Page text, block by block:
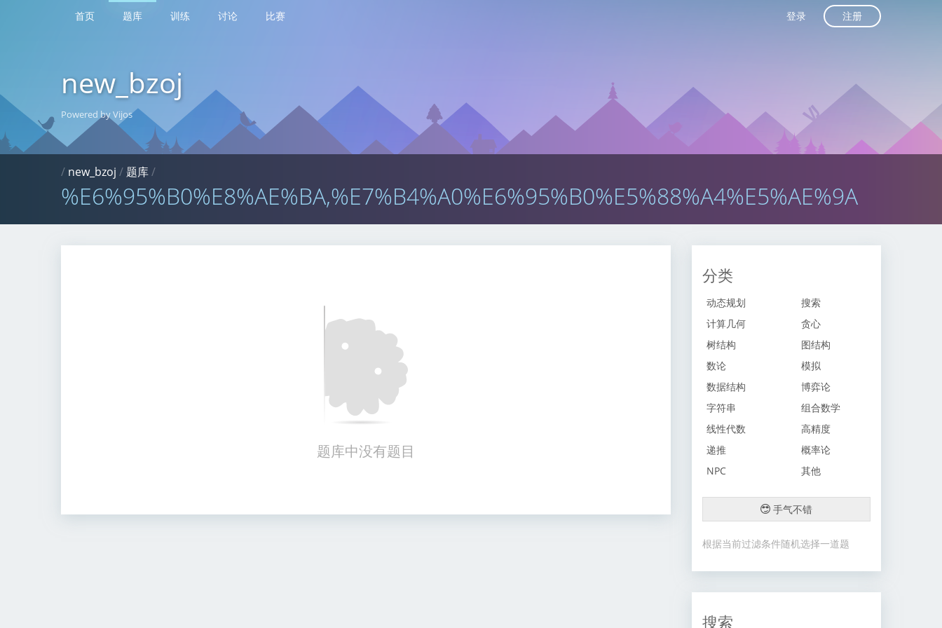
首页 题库 训练 讨论 比赛 登录 注册
new_bzoj
Powered by Vijos
/ new_bzoj /题库/
%E6%95%B0%E8%AE%BA,%E7%B4%A0%E6%95%B0%E5%88%A4%E5%AE%9A
题库中没有题目
分类
动态规划
搜索
计算几何
贪心
树结构
图结构
数论
模拟
数据结构
博弈论
字符串
组合数学
线性代数
高精度
递推
概率论
NPC
其他
手气不错
根据当前过滤条件随机选择一道题
搜索